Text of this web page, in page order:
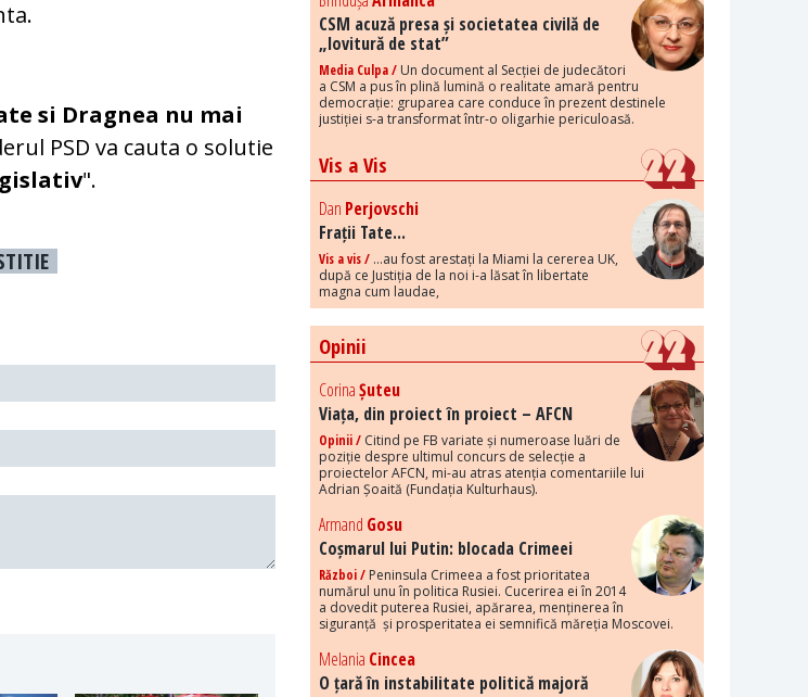
si Dragnea nu mai
PSD va cauta o solutie
".
CSM acuză presa și societatea civilă de
„lovitură de stat”
Media Culpa / Un document al Secției de judecători
a CSM a pus în plină lumină o realitate amară pentru
democrație: gruparea care conduce în prezent destinele
justiției s-a transformat într-o oligarhie periculoasă.
Vis a Vis
Dan Perjovschi
Frații Tate...
Vis a vis / ...au fost arestați la Miami la cererea UK,
după ce Justiția de la noi i-a lăsat în libertate
magna cum laudae,
Opinii
CorinaȘuteu
Viața, din proiect în proiect – AFCN
Opinii / Citind pe FB variate și numeroase luări de
poziție despre ultimul concurs de selecție a
proiectelor AFCN, mi-au atras atenția comentariile lui
Adrian Șoaită (Fundația Kulturhaus).
Armand Gosu
Coșmarul lui Putin: blocada Crimeei
Război / Peninsula Crimeea a fost prioritatea
numărul unu în politica Rusiei. Cucerirea ei în 2014
a dovedit puterea Rusiei, apărarea, menținerea în
siguranță și prosperitatea ei semnifică măreția Moscovei.
Melania Cincea
O țară în instabilitate politică majoră